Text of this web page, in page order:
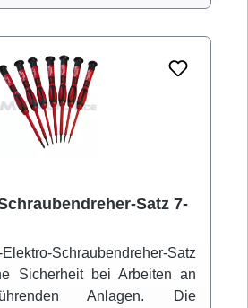
Satz 7-
Schraubendreher-Satz
Sicherheit bei Arbeiten an
Anlagen. Die